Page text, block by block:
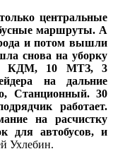
центральные
маршруты. А
и потом вышли
снова на уборку
КДМ, 10 МТЗ, 3
на дальние
Станционный. 30
работает.
на расчистку
для автобусов, и
Ухлебин.